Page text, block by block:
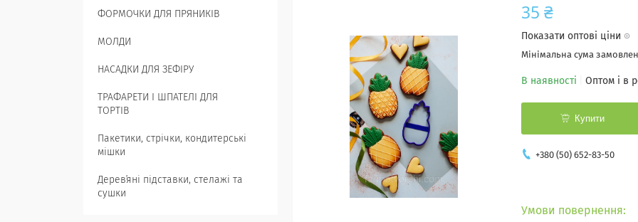
35 ₴
Показати оптові ціни
Мінімальна сума
В наявності Оптом і в
Купити
+380 (50) 652-83-50
ФОРМОЧКИ ДЛЯ ПРЯНИКІВ
МОЛДИ
НАСАДКИ ДЛЯ ЗЕФІРУ
ТРАФАРЕТИ І ШПАТЕЛІ ДЛЯ
ТОРТІВ
Пакетики, стрічки, кондитерські
мішки
Деревʼяні підставки, стелажі та
сушки